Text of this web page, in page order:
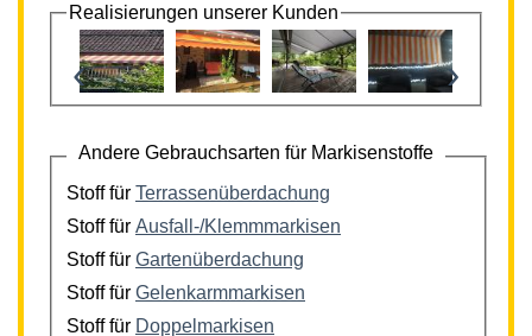
Realisierungen unserer Kunden
‹ ›
Andere Gebrauchsarten für Markisenstoffe
Stoff für Terrassenüberdachung
Stoff für Ausfall-/Klemmmarkisen
Stoff für Gartenüberdachung
Stoff für Gelenkarmmarkisen
Stoff für Doppelmarkisen